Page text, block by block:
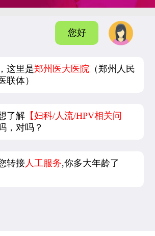
您好
这里是郑州医大医院 （郑州人民
联体）
了解 【妇科/人流/HPV相关问
，对吗？
转接人工服务,你多大年龄了